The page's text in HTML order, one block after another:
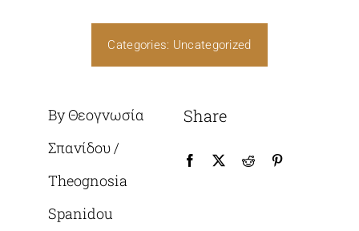
Categories: Uncategorized
By Θεογνωσία
Σπανίδου /
Theognosia
Spanidou
Share